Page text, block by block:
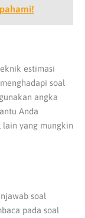
estimasi
soal
angka
Anda
lain yang mungkin
soal
pada soal